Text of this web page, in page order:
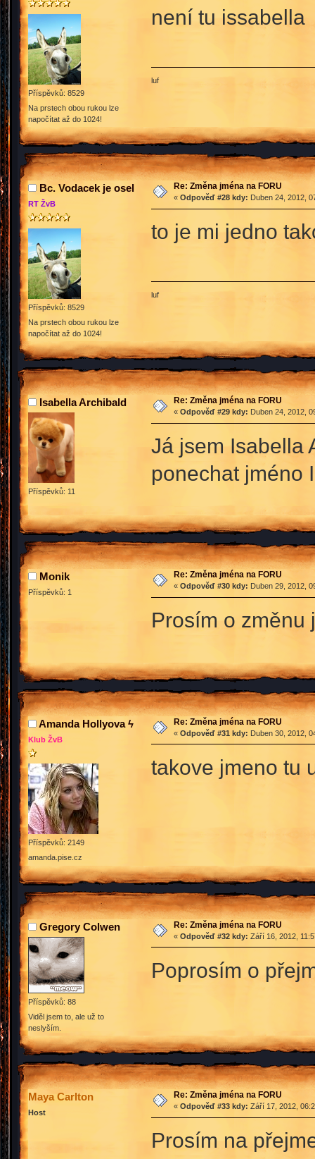
Příspěvků: 8529
Na prstech obou rukou lze
napočítat až do 1024!
není tu issabella
luf
Bc. Vodacek je osel
RT ŽvB
Příspěvků: 8529
Na prstech obou rukou lze
napočítat až do 1024!
Re: Změna jména na FORU
« Odpověď #28 kdy: Duben 24, 2012,
to je mi jedno
luf
Isabella Archibald
Příspěvků: 11
Re: Změna jména na FORU
« Odpověď #29 kdy: Duben 24, 2012,
Já jsem Isabella
ponechat jméno
Monik
Příspěvků: 1
Re: Změna jména na FORU
« Odpověď #30 kdy: Duben 29, 2012,
Prosím o změnu
Amanda Hollyova ϟ
Klub ŽvB
Příspěvků: 2149
amanda.pise.cz
Re: Změna jména na FORU
« Odpověď #31 kdy: Duben 30, 2012,
takove jmeno tu
Gregory Colwen
Příspěvků: 88
Viděl jsem to, ale už to
neslyším.
Re: Změna jména na FORU
« Odpověď #32 kdy: Září 16, 2012,
Poprosím o
Maya Carlton
Host
Re: Změna jména na FORU
« Odpověď #33 kdy: Září 17, 2012,
Prosím na